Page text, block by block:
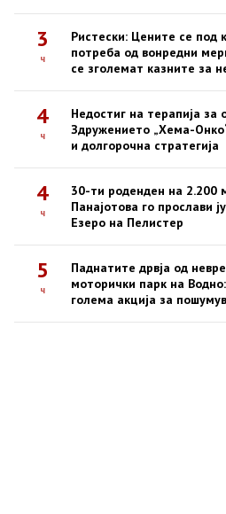
3
ч
Ристески: Цените се под
потреба од вонредни
се зголемат казните за
4
ч
Недостиг на терапија
Здружението „Хема-
и долгорочна стратегија
4
ч
30-ти роденден на 2.200
Панајотова го прослави
Езеро на Пелистер
5
ч
Паднатите дрвја од
моторички парк на Водно:
голема акција за